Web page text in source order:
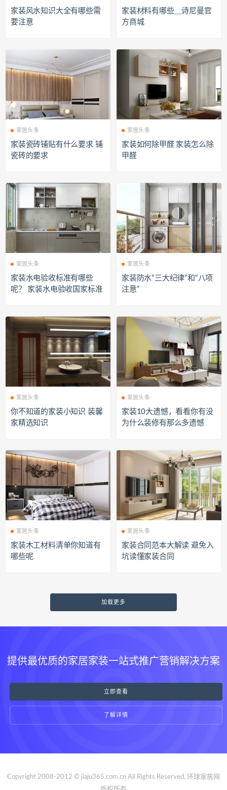
家装风水知识大全有哪些需
要注意
家装材料有哪些＿诗尼曼官
方商城
家居头条
家装瓷砖铺贴有什么要求 铺
瓷砖的要求
家居头条
家装如何除甲醛 家装怎么除
甲醛
家居头条
家装水电验收标准有哪些
呢？ 家装水电验收国家标准
家居头条
家装防水“三大纪律”和“八项
注意”
家居头条
你不知道的家装小知识 装馨
家精选知识
家居头条
家装10大遗憾，看看你有没
为什么装修有那么多遗憾
家居头条
家装木工材料清单你知道有
哪些呢
家居头条
家装合同范本大解读 避免入
坑读懂家装合同
加载更多
提供最优质的家居家装一站式推广营销解决方案
立即查看
了解详情
Copyright 2008-2012 © jiaju365.com.cn All Rights Reserved. 环球家居网